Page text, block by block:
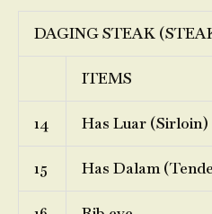
DAGING STEAK
ITEMS
14 Has Luar (Sirloin)
15 Has Dalam